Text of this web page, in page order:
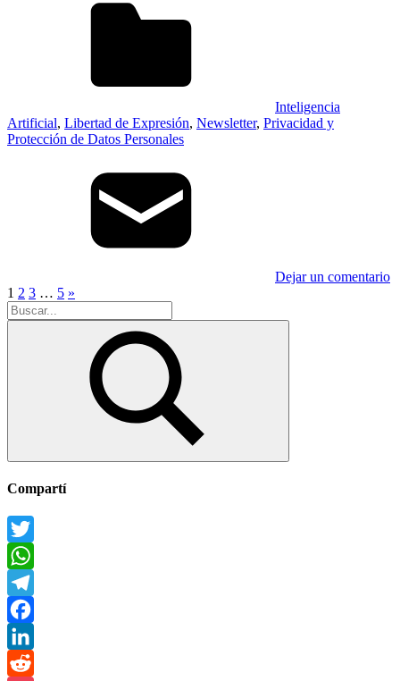
Inteligencia
Artificial, Libertad de Expresión, Newsletter, Privacidad y
Protección de Datos Personales
Dejar un comentario
Paginación
de
1 2 3 … 5 Entradas
»
Buscar:
Buscar
Compartí
Twitter
WhatsApp
Telegram
Facebook
LinkedIn